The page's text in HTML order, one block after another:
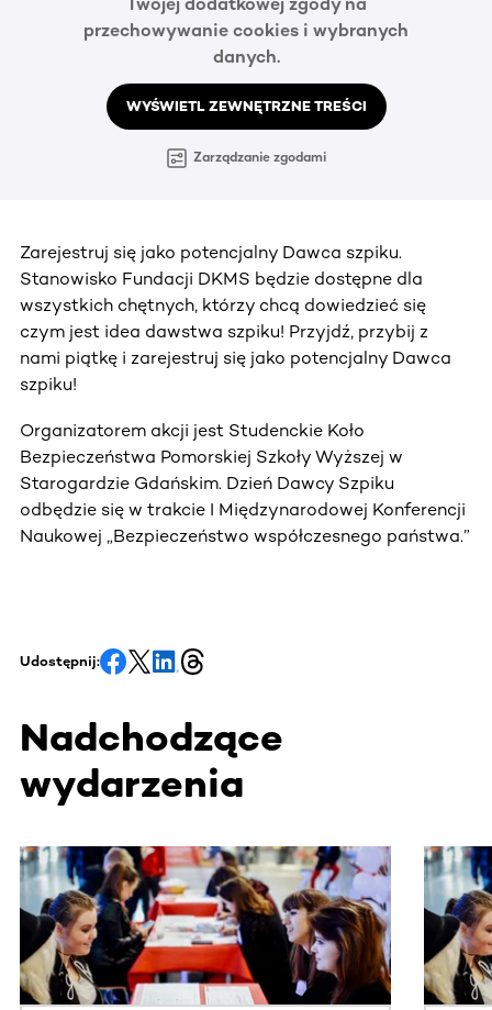
przechowywanie cookies i wybranych
danych.
WYŚWIETL ZEWNĘTRZNE TREŚCI
Zarządzanie zgodami
Zarejestruj się jako potencjalny Dawca szpiku.
Stanowisko Fundacji DKMS będzie dostępne dla
wszystkich chętnych, którzy chcą dowiedzieć się
czym jest idea dawstwa szpiku! Przyjdź, przybij z
nami piątkę i zarejestruj się jako potencjalny Dawca
szpiku!
Organizatorem akcji jest Studenckie Koło
Bezpieczeństwa Pomorskiej Szkoły Wyższej w
Starogardzie Gdańskim. Dzień Dawcy Szpiku
odbędzie się w trakcie I Międzynarodowej Konferencji
Naukowej „Bezpieczeństwo współczesnego państwa.”
Udostępnij:
Nadchodzące
wydarzenia
Ta sekcja zawiera treści przewijane w poziomie. Użyj